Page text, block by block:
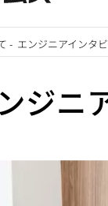
- エンジニアインタ
ジニ